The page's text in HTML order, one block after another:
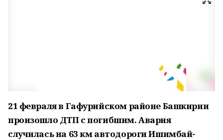
21 февраля в Гафурийском районе Башкирии
произошло ДТП с погибшим. Авария
случилась на 63 км автодороги Ишимбай-